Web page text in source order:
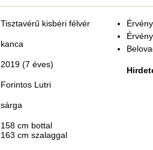
Tisztavérű kisbéri félvér
kanca
2019 (7 éves)
Forintos Lutri
sárga
158 cm bottal
163 cm szalaggal